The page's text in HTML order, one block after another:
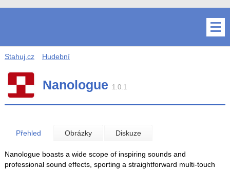
Stahuj.cz Hudební
Nanologue 1.0.1
Přehled Obrázky Diskuze
Nanologue boasts a wide scope of inspiring sounds and
professional sound effects, sporting a straightforward multi-touch